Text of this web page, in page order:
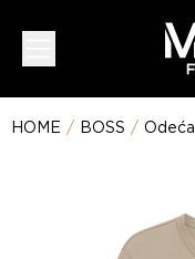
HOME / BOSS / Odeća